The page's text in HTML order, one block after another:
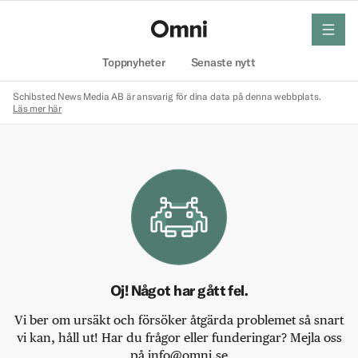
Toppnyheter Senaste nytt
meny
Schibsted News Media AB är ansvarig för dina data på denna webbplats.
Läs mer här
Oj! Något har gått fel.
Vi ber om ursäkt och försöker åtgärda problemet så snart
vi kan, håll ut! Har du frågor eller funderingar? Mejla oss